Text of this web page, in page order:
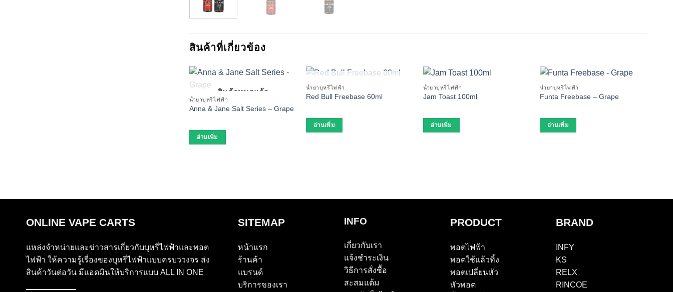
สินค้าที่เกี่ยวข้อง
สินค้าหมดแล้ว
น้ำยาบุหรี่ไฟฟ้า
Anna & Jane Salt Series – Grape
อ่านเพิ่ม
สินค้าหมดแล้ว
น้ำยาบุหรี่ไฟฟ้า
Red Bull Freebase 60ml
อ่านเพิ่ม
น้ำยาบุหรี่ไฟฟ้า
Jam Toast 100ml
อ่านเพิ่ม
น้ำยาบุหรี่ไฟฟ้า
Funta Freebase – Grape
อ่านเพิ่ม
ONLINE VAPE CARTS
แหล่งจำหน่ายและข่าวสารเกี่ยวกับบุหรี่ไฟฟ้าและพอต
ไฟฟ้า ให้ความรู้เรื่องของบุหรี่ไฟฟ้าแบบครบววงจร ส่ง
สินค้าวันต่อวัน มีแอดมินให้บริการแบบ ALL IN ONE
SITEMAP
หน้าแรก
ร้านค้า
แบรนด์
บริการของเรา
INFO
เกี่ยวกับเรา
แจ้งชำระเงิน
วิธีการสั่งซื้อ
สะสมแต้ม
PRODUCT
พอตไฟฟ้า
พอตใช้แล้วทิ้ง
พอตเปลี่ยนหัว
หัวพอต
BRAND
INFY
KS
RELX
RINCOE